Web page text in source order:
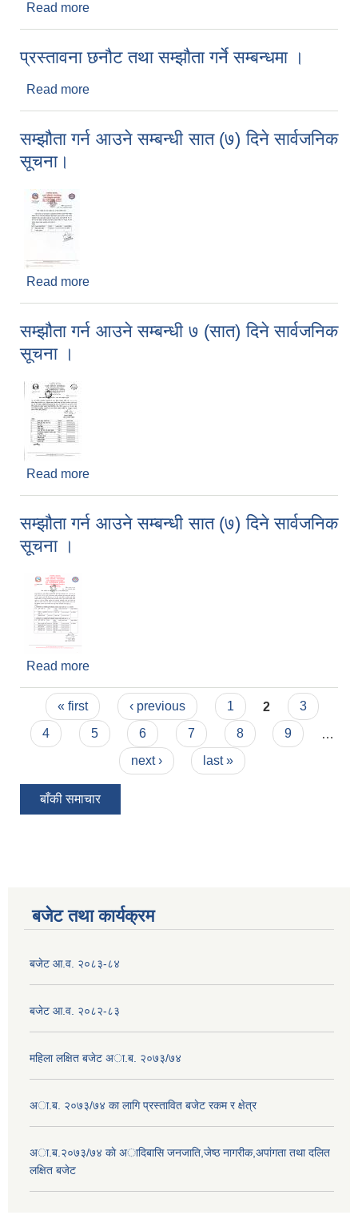
Read more
प्रस्तावना छनौट तथा सम्झौता गर्ने सम्बन्धमा ।
Read more
सम्झौता गर्न आउने सम्बन्धी सात (७) दिने सार्वजनिक
सूचना।
Read more
सम्झौता गर्न आउने सम्बन्धी ७ (सात) दिने सार्वजनिक
सूचना ।
Read more
सम्झौता गर्न आउने सम्बन्धी सात (७) दिने सार्वजनिक
सूचना ।
Read more
Pages
« first ‹ previous 1 2
3
4
5 6 7 8 9
next ›
last »
बाँकी समाचार
बजेट तथा कार्यक्रम
बजेट आ.व. २०८३-८४
बजेट आ.व. २०८२-८३
महिला लक्षित बजेट अा.ब. २०७३/७४
अा.ब. २०७३/७४ का लागि प्रस्तावित बजेट रकम र क्षेत्र
अा.ब.२०७३/७४ काे अादिबासि जनजाति,जेष्ठ नागरीक,अपांगता तथा दलित
लक्षित बजेट